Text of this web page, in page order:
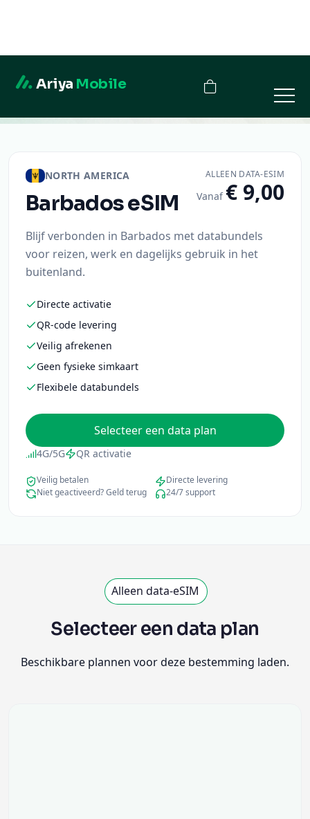
Barbados
NORTH AMERICA
BarbadoseSIM
ALLEEN DATA-ESIM
Vanaf € 9,00
Blijf verbonden in Barbados met databundels
voor reizen, werk en dagelijks gebruik in het
buitenland.
Directe activatie
QR-code levering
Veilig afrekenen
Geen fysieke simkaart
Flexibele databundels
Selecteer een data plan
4G/5G QR activatie
Veilig betalen
Directe levering
Niet geactiveerd? Geld terug
24/7 support
Alleen data-eSIM
Selecteer een data plan
Beschikbare plannen voor deze bestemming laden.